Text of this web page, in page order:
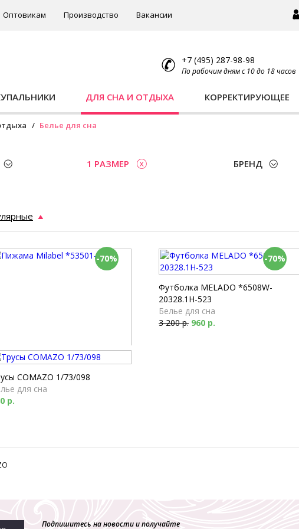
Оптовикам Производство Вакансии
+7 (495) 287-98-98
По рабочим дням с 10 до 18 часов
ДЛЯ СНА И ОТДЫХА КОРРЕКТИРУЮЩЕЕ
Белье для сна
1 РАЗМЕР БРЕНД
-70%
Milabel *53501-167
для сна
р. 2 358 р.
-70%
Футболка MELADO *6508W-
20328.1H-523
Белье для сна
3 200 р. 960 р.
COMAZO 1/73/098
для сна
р.
Подпишитесь на новости и получайте